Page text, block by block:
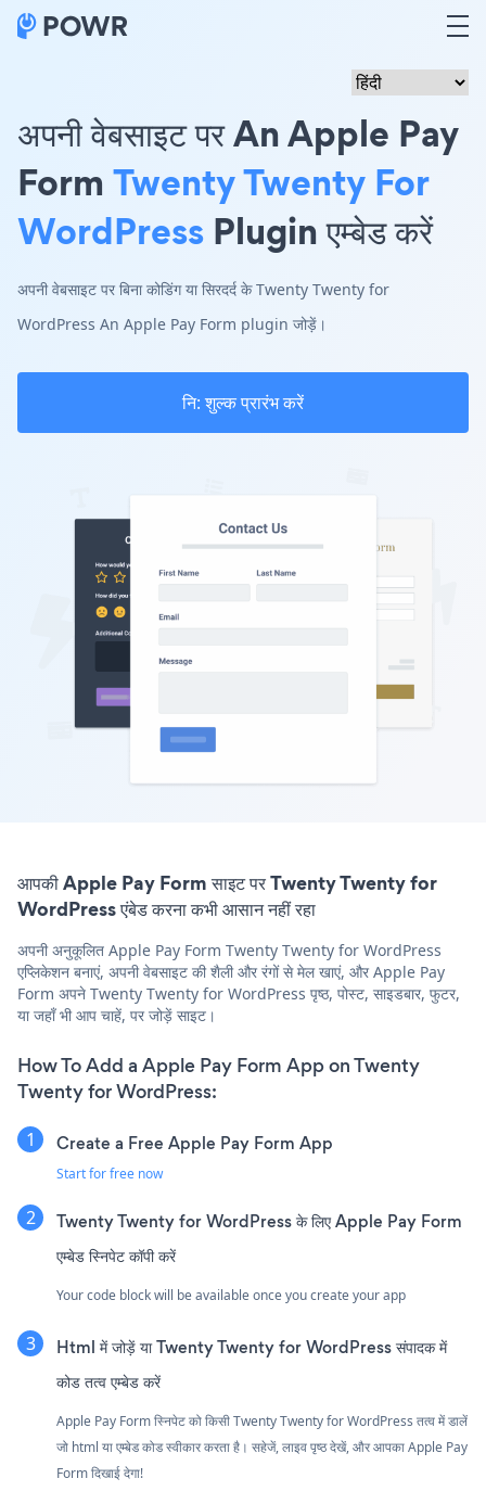
अपनी वेबसाइट पर An Apple Pay
Form Twenty Twenty For
WordPress Plugin एम्बेड करें
अपनी वेबसाइट पर बिना कोडिंग या सिरदर्द के Twenty Twenty for
WordPress An Apple Pay Form plugin जोड़ें।
नि: शुल्क प्रारंभ करें
आपकी Apple Pay Form साइट पर Twenty Twenty for
WordPress एंबेड करना कभी आसान नहीं रहा
अपनी अनुकूलित Apple Pay Form Twenty Twenty for WordPress
एप्लिकेशन बनाएं, अपनी वेबसाइट की शैली और रंगों से मेल खाएं, और Apple Pay
Form अपने Twenty Twenty for WordPress पृष्ठ, पोस्ट, साइडबार, फुटर,
या जहाँ भी आप चाहें, पर जोड़ें साइट।
How To Add a Apple Pay Form App on Twenty
Twenty for WordPress:
Create a Free Apple Pay Form App
Start for free now
Twenty Twenty for WordPress के लिए Apple Pay Form
एम्बेड स्निपेट कॉपी करें
Your code block will be available once you create your app
Html में जोड़ें या Twenty Twenty for WordPress संपादक में
कोड तत्व एम्बेड करें
Apple Pay Form स्निपेट को किसी Twenty Twenty for WordPress तत्व में डालें
जो html या एम्बेड कोड स्वीकार करता है। सहेजें, लाइव पृष्ठ देखें, और आपका Apple Pay
Form दिखाई देगा!